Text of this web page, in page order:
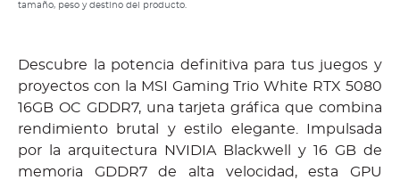
tamaño, peso y destino del producto.
Descubre la potencia definitiva para tus juegos y
proyectos con la MSI Gaming Trio White RTX 5080
16GB OC GDDR7, una tarjeta gráfica que combina
rendimiento brutal y estilo elegante. Impulsada
por la arquitectura NVIDIA Blackwell y 16 GB de
memoria GDDR7 de alta velocidad, esta GPU